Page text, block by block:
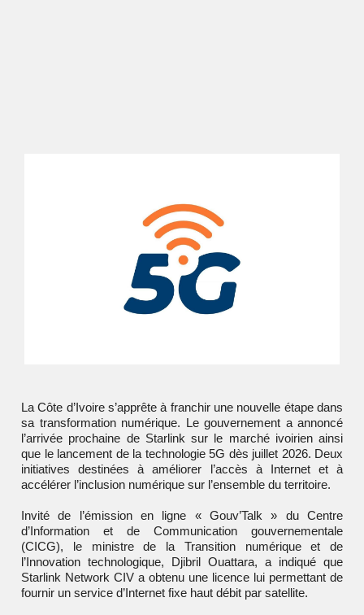
La Côte d’Ivoire s’apprête à franchir une nouvelle étape dans
sa transformation numérique. Le gouvernement a annoncé
l’arrivée prochaine de Starlink sur le marché ivoirien ainsi
que le lancement de la technologie 5G dès juillet 2026. Deux
initiatives destinées à améliorer l’accès à Internet et à
accélérer l’inclusion numérique sur l’ensemble du territoire.
Invité de l’émission en ligne « Gouv’Talk » du Centre
d’Information et de Communication gouvernementale
(CICG), le ministre de la Transition numérique et de
l’Innovation technologique, Djibril Ouattara, a indiqué que
Starlink Network CIV a obtenu une licence lui permettant de
fournir un service d’Internet fixe haut débit par satellite.